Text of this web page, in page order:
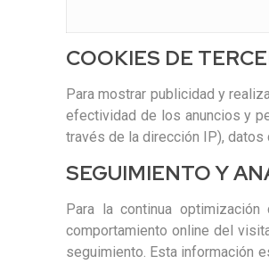
COOKIES DE
Para mostrar publicidad y
efectividad de los anuncios y
través de la dirección IP),
SEGUIMIENTO Y
Para la continua
comportamiento online del
seguimiento. Esta información